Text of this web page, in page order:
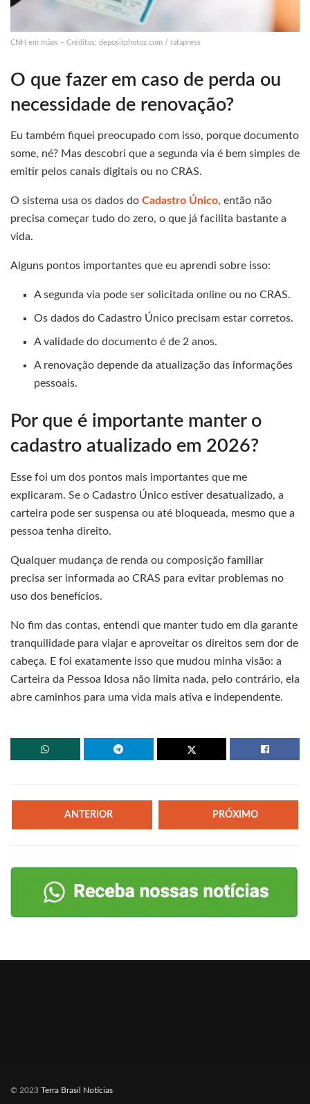
CNH em mãos – Créditos: depositphotos.com / rafapress
O que fazer em caso de perda ou
necessidade de renovação?
Eu também fiquei preocupado com isso, porque documento
some, né? Mas descobri que a segunda via é bem simples de
emitir pelos canais digitais ou no CRAS.
O sistema usa os dados do Cadastro Único, então não
precisa começar tudo do zero, o que já facilita bastante a
vida.
Alguns pontos importantes que eu aprendi sobre isso:
A segunda via pode ser solicitada online ou no CRAS.
Os dados do Cadastro Único precisam estar corretos.
A validade do documento é de 2 anos.
A renovação depende da atualização das informações
pessoais.
Por que é importante manter o
cadastro atualizado em 2026?
Esse foi um dos pontos mais importantes que me
explicaram. Se o Cadastro Único estiver desatualizado, a
carteira pode ser suspensa ou até bloqueada, mesmo que a
pessoa tenha direito.
Qualquer mudança de renda ou composição familiar
precisa ser informada ao CRAS para evitar problemas no
uso dos benefícios.
No fim das contas, entendi que manter tudo em dia garante
tranquilidade para viajar e aproveitar os direitos sem dor de
cabeça. E foi exatamente isso que mudou minha visão: a
Carteira da Pessoa Idosa não limita nada, pelo contrário, ela
abre caminhos para uma vida mais ativa e independente.
ANTERIOR PRÓXIMO
© 2023 Terra Brasil Notícias